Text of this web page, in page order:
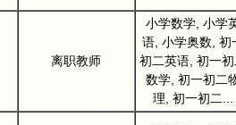
离职教师
小学数学, 小学
语, 小学奥数, 初
初二英语, 初一
数学, 初一初二
理, 初一初二...